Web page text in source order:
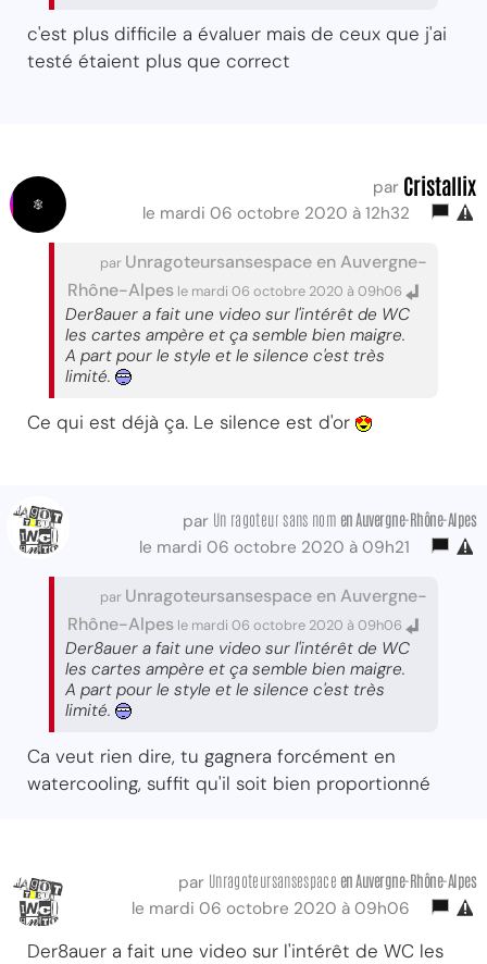
c'est plus difficile a évaluer mais de ceux que j'ai
testé étaient plus que correct
par Cristallix
le mardi 06 octobre 2020 à 12h32
par Unragoteursansespace en Auvergne-
Rhône-Alpes le mardi 06 octobre 2020 à 09h06
Der8auer a fait une video sur l'intérêt de WC
les cartes ampère et ça semble bien maigre.
A part pour le style et le silence c'est très
limité.
Ce qui est déjà ça. Le silence est d'or
par Un ragoteur sans nom en Auvergne-Rhône-Alpes
le mardi 06 octobre 2020 à 09h21
par Unragoteursansespace en Auvergne-
Rhône-Alpes le mardi 06 octobre 2020 à 09h06
Der8auer a fait une video sur l'intérêt de WC
les cartes ampère et ça semble bien maigre.
A part pour le style et le silence c'est très
limité.
Ca veut rien dire, tu gagnera forcément en
watercooling, suffit qu'il soit bien proportionné
par Unragoteursansespace en Auvergne-Rhône-Alpes
le mardi 06 octobre 2020 à 09h06
Der8auer a fait une video sur l'intérêt de WC les